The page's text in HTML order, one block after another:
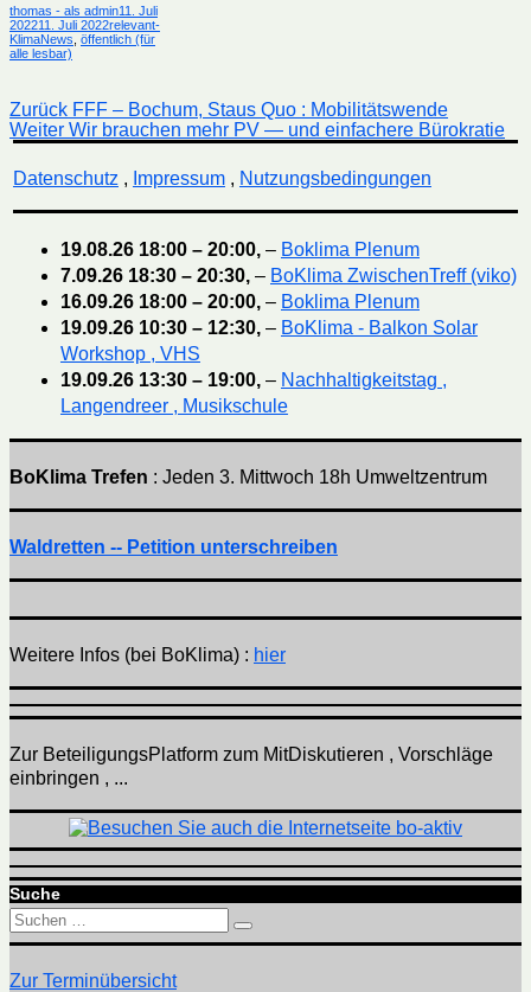
Autor
thomas - als adminVeröffentlicht
am
11. Juli
202211. Juli 2022Kategorien
relevant-
KlimaNews öffentlich (für
alle lesbar)
Beitragsnavigation
Zurück Vorheriger
Beitrag:
FFF – Bochum, Staus Quo : Mobilitätswende
Weiter Nächster
Beitrag:
Wir brauchen mehr PV — und einfachere Bürokratie
Datenschutz , Impressum, Nutzungsbedingungen
19.08.26 18:00 – 20:00, – Boklima Plenum
7.09.26 18:30 – 20:30, – BoKlima ZwischenTreff (viko)
16.09.26 18:00 – 20:00, – Boklima Plenum
19.09.26 10:30 – 12:30, – BoKlima - Balkon Solar
Workshop , VHS
19.09.26 13:30 – 19:00, – Nachhaltigkeitstag ,
Langendreer , Musikschule
BoKlima Trefen : Jeden 3. Mittwoch 18h Umweltzentrum
Waldretten -- Petition unterschreiben
Weitere Infos (bei BoKlima) : hier
Zur BeteiligungsPlatform zum MitDiskutieren , Vorschläge
einbringen , ...
Suche
Suchen
nach:
Suchen
Zur Terminübersicht